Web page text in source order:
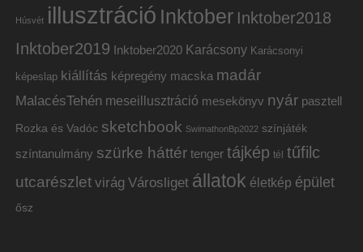
Húsvét illusztráció Inktober Inktober2018
Inktober2019 Inktober2020 Karácsony Karácsonyi
képeslap kiállítás képregény macska madár
MalacésTehén meseillusztráció mesekönyv nyár pasztell
Rozka és Vadóc sketchbook SwimathonBp2022 színjáték
színtanulmány szürke háttér tenger tájkép tél tűfilc
utcarészlet virág Városliget állatok életkép épület
ősz